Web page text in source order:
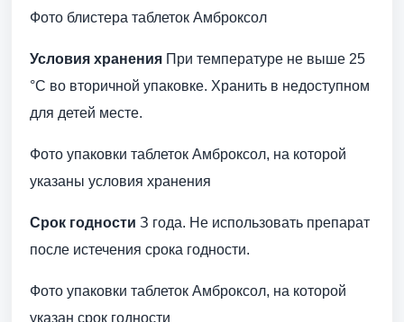
Фото блистера таблеток Амброксол
Условия хранения При температуре не выше 25
°С во вторичной упаковке. Хранить в недоступном
для детей месте.
Фото упаковки таблеток Амброксол, на которой
указаны условия хранения
Срок годности З года. Не использовать препарат
после истечения срока годности.
Фото упаковки таблеток Амброксол, на которой
указан срок годности